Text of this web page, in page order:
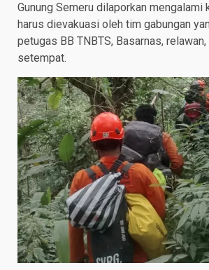
Gunung Semeru dilaporkan mengalami
harus dievakuasi oleh tim gabungan
petugas BB TNBTS, Basarnas,
setempat.